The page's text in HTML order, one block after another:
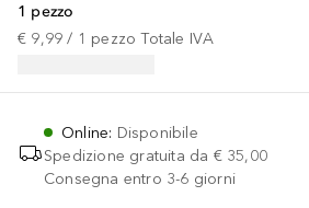
1 pezzo
€ 9,99 / 1 pezzo Totale IVA
Online: Disponibile
Spedizione gratuita da € 35,00
Consegna entro 3-6 giorni